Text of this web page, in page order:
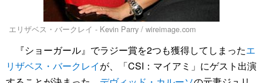
エリザベス・バークレイ - Kevin Parry / wireimage.com
『ショーガール』でラジー賞を2つも獲得してしまったエ
リザベス・バークレイが、「CSI：マイアミ」にゲスト出演